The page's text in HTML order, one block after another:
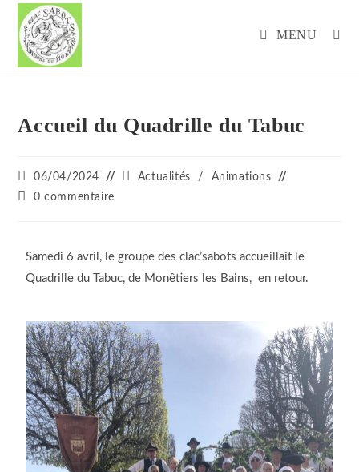
MENU
Accueil du Quadrille du Tabuc
06/04/2024 Actualités /
Animations
0 commentaire
Samedi 6 avril, le groupe des clac’sabots accueillait le
Quadrille du Tabuc, de Monêtiers les Bains, en retour.